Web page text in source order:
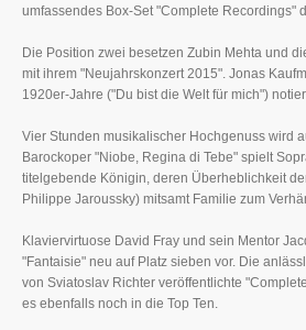
umfassendes Box-Set "Complete Recordings"
Die Position zwei besetzen Zubin Mehta und
mit ihrem "Neujahrskonzert 2015". Jonas
1920er-Jahre ("Du bist die Welt für mich")
Vier Stunden musikalischer Hochgenuss wird
Barockoper "Niobe, Regina di Tebe" spielt
titelgebende Königin, deren Überheblichkeit
Philippe Jaroussky) mitsamt Familie zum
Klaviervirtuose David Fray und sein Mentor
"Fantaisie" neu auf Platz sieben vor. Die
von Sviatoslav Richter veröffentlichte
es ebenfalls noch in die Top Ten.